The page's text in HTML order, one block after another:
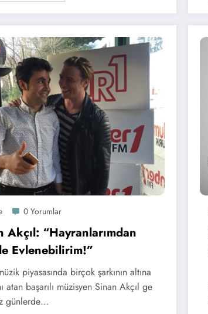
0 Yorumlar
Akçıl: “Hayranlarımdan
Evlenebilirim!”
piyasasında birçok şarkının altına
atan başarılı müzisyen Sinan Akçıl ge
günlerde…